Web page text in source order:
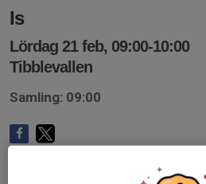
Is
Lördag 21 feb, 09:00-10:00
Tibblevallen
Samling: 09:00